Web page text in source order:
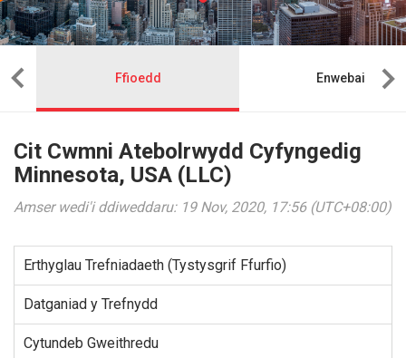
Ffioedd Enwebai
Cit Cwmni Atebolrwydd Cyfyngedig
Minnesota, USA (LLC)
Amser wedi'i ddiweddaru: 19 Nov, 2020, 17:56 (UTC+08:00)
Erthyglau Trefniadaeth (Tystysgrif Ffurfio)
Datganiad y Trefnydd
Cytundeb Gweithredu